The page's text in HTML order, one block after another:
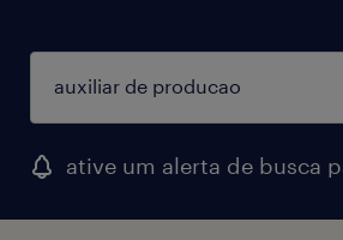
ative um alerta de busca